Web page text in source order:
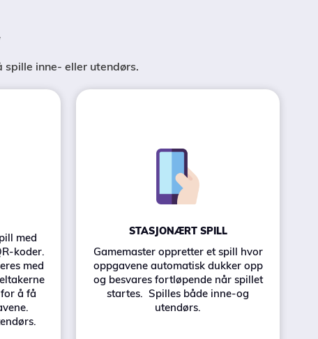
spille inne- eller utendørs.
med
koder.
med
for å få
STASJONÆRT SPILL
Gamemaster oppretter et spill hvor
oppgavene automatisk dukker opp
og besvares fortløpende når spillet
startes. Spilles både inne-og
utendørs.